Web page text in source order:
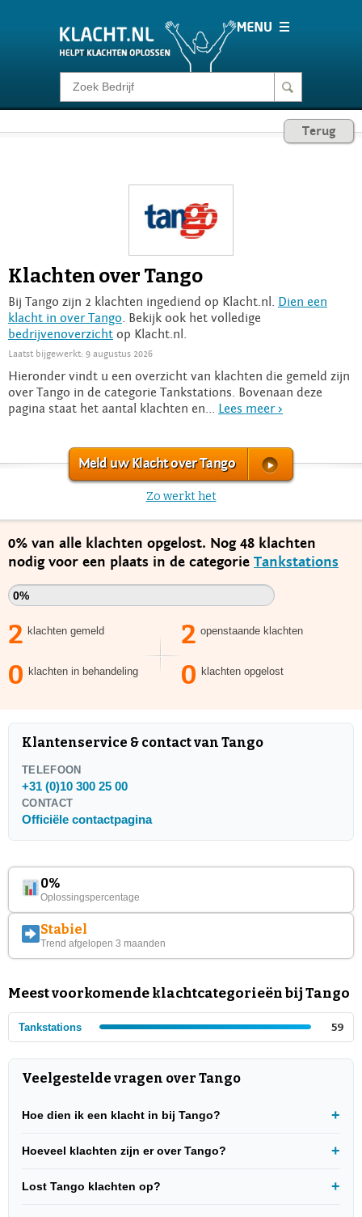
Klacht melden
Login
Terug
Klachten over Tango
Bij Tango zijn 2 klachten ingediend op Klacht.nl. Dien een
klacht in over Tango . Bekijk ook het volledige
bedrijvenoverzicht op Klacht.nl.
Laatst bijgewerkt: 9 augustus 2026
Hieronder vindt u een overzicht van klachten die gemeld zijn
over Tango in de categorie Tankstations. Bovenaan deze
pagina staat het aantal klachten en... Lees meer >
Meld uw Klacht over Tango
Zo werkt het
0% van alle klachten opgelost. Nog 48 klachten
nodig voor een plaats in de categorie Tankstations
0%
2 klachten gemeld 2 openstaande klachten
0 klachten in behandeling 0 klachten opgelost
Klantenservice & contact van Tango
TELEFOON
+31 (0)10 300 25 00
CONTACT
Officiële contactpagina
0%
Oplossingspercentage
Stabiel
Trend afgelopen 3 maanden
Meest voorkomende klachtcategorieën bij Tango
Tankstations 59
Veelgestelde vragen over Tango
Hoe dien ik een klacht in bij Tango?
Hoeveel klachten zijn er over Tango?
Lost Tango klachten op?